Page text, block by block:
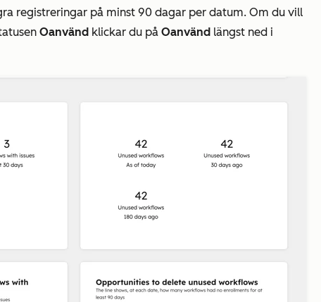
registreringar på minst 90 dagar per datum. Om du vill
Oanvänd klickar du på Oanvänd längst ned i